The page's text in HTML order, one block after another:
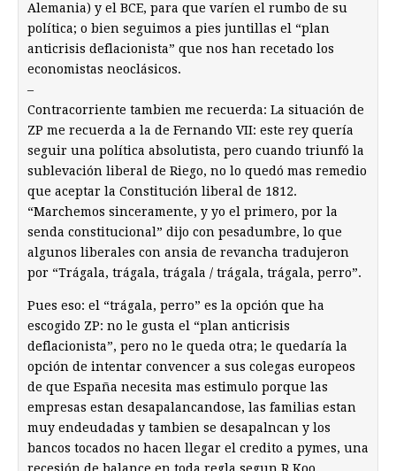
Alemania) y el BCE, para que varíen el rumbo de su
política; o bien seguimos a pies juntillas el “plan
anticrisis deflacionista” que nos han recetado los
economistas neoclásicos.
–
Contracorriente tambien me recuerda: La situación de
ZP me recuerda a la de Fernando VII: este rey quería
seguir una política absolutista, pero cuando triunfó la
sublevación liberal de Riego, no lo quedó mas remedio
que aceptar la Constitución liberal de 1812.
“Marchemos sinceramente, y yo el primero, por la
senda constitucional” dijo con pesadumbre, lo que
algunos liberales con ansia de revancha tradujeron
por “Trágala, trágala, trágala / trágala, trágala, perro”.
Pues eso: el “trágala, perro” es la opción que ha
escogido ZP: no le gusta el “plan anticrisis
deflacionista”, pero no le queda otra; le quedaría la
opción de intentar convencer a sus colegas europeos
de que España necesita mas estimulo porque las
empresas estan desapalancandose, las familias estan
muy endeudadas y tambien se desapalncan y los
bancos tocados no hacen llegar el credito a pymes, una